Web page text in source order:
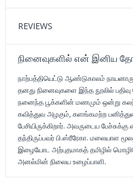
REVIEWS
நினைவுகளில் என் இனிய
நாற்பத்தியெட்டு ஆண்டுகாலம்
தனது நினைவுகளை இந்த நூலில்
நனைந்த பூக்களின் மணமும் ஒன்று
கவித்துவ அழகும், களங்கமற்ற
பேசியிருக்கிறார். அவருடைய
தந்திருப்பவர் பி.ஸ்ரீரேகா. மலையாள
இழையோட அற்புதமாகத் தமிழில்
அனல்மின் நிலைய உழைப்பாளி.